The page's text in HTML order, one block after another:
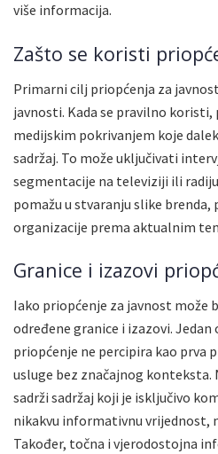
više informacija.
Zašto se koristi
Primarni cilj priopćenja za
javnosti. Kada se pravilno
medijskim pokrivanjem koje
sadržaj. To može uključivati
segmentacije na televiziji ili
pomažu u stvaranju slike brenda,
organizacije prema aktualnim
Granice i izazovi
Iako priopćenje za javnost može
određene granice i izazovi. Jedan
priopćenje ne percipira kao prva
usluge bez značajnog konteksta.
sadrži sadržaj koji je isključivo
nikakvu informativnu vrijednost,
Također, točna i vjerodostojna